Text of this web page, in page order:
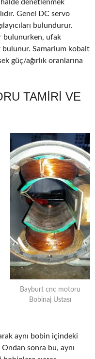
halde denetlenmek
Genel DC servo
bulundurur.
bulunurken, ufak
bulunur. Samarium kobalt
güç/ağırlık oranlarına
TAMIRI VE
Bayburt cnc motoru
Bobinaj Ustası
aynı bobin içindeki
sonra bu, aynı